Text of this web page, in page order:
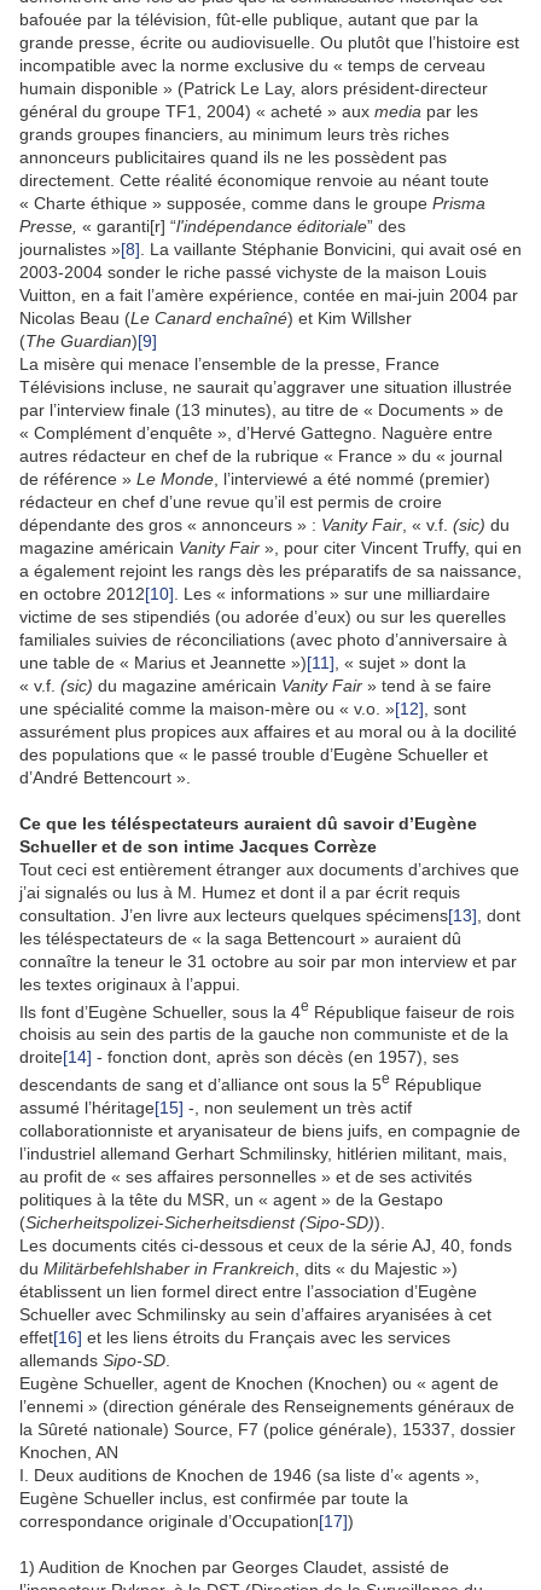
bafouée par la télévision, fût-elle publique, autant que par la
grande presse, écrite ou audiovisuelle. Ou plutôt que l’histoire est
incompatible avec la norme exclusive du « temps de cerveau
humain disponible » (Patrick Le Lay, alors président-directeur
général du groupe TF1, 2004) « acheté » aux media par les
grands groupes financiers, au minimum leurs très riches
annonceurs publicitaires quand ils ne les possèdent pas
directement. Cette réalité économique renvoie au néant toute
« Charte éthique » supposée, comme dans le groupe Prisma
Presse, « garanti[r] “l'indépendance éditoriale” des
journalistes »[8] . La vaillante Stéphanie Bonvicini, qui avait osé en
2003-2004 sonder le riche passé vichyste de la maison Louis
Vuitton, en a fait l’amère expérience, contée en mai-juin 2004 par
Nicolas Beau (Le Canard enchaîné) et Kim Willsher
(The Guardian)[9]
La misère qui menace l’ensemble de la presse, France
Télévisions incluse, ne saurait qu’aggraver une situation illustrée
par l’interview finale (13 minutes), au titre de « Documents » de
« Complément d’enquête », d’Hervé Gattegno. Naguère entre
autres rédacteur en chef de la rubrique « France » du « journal
de référence » Le Monde , l’interviewé a été nommé (premier)
rédacteur en chef d’une revue qu’il est permis de croire
dépendante des gros « annonceurs » : Vanity Fair , « v.f. (sic) du
magazine américain Vanity Fair », pour citer Vincent Truffy, qui en
a également rejoint les rangs dès les préparatifs de sa naissance,
en octobre 2012[10] . Les « informations » sur une milliardaire
victime de ses stipendiés (ou adorée d’eux) ou sur les querelles
familiales suivies de réconciliations (avec photo d’anniversaire à
une table de « Marius et Jeannette »)[11] , « sujet » dont la
« v.f. (sic) du magazine américain Vanity Fair » tend à se faire
une spécialité comme la maison-mère ou « v.o. »[12] , sont
assurément plus propices aux affaires et au moral ou à la docilité
des populations que « le passé trouble d’Eugène Schueller et
d’André Bettencourt ».
Ce que les téléspectateurs auraient dû savoir d’Eugène
Schueller et de son intime Jacques Corrèze
Tout ceci est entièrement étranger aux documents d’archives que
j’ai signalés ou lus à M. Humez et dont il a par écrit requis
consultation. J’en livre aux lecteurs quelques spécimens[13] , dont
les téléspectateurs de « la saga Bettencourt » auraient dû
connaître la teneur le 31 octobre au soir par mon interview et par
les textes originaux à l’appui.
Ils font d’Eugène Schueller, sous la 4e République faiseur de rois
choisis au sein des partis de la gauche non communiste et de la
droite[14] ‑ fonction dont, après son décès (en 1957), ses
descendants de sang et d’alliance ont sous la 5e République
assumé l’héritage[15] ‑, non seulement un très actif
collaborationniste et aryanisateur de biens juifs, en compagnie de
l’industriel allemand Gerhart Schmilinsky, hitlérien militant, mais,
au profit de « ses affaires personnelles » et de ses activités
politiques à la tête du MSR, un « agent » de la Gestapo
(Sicherheitspolizei-Sicherheitsdienst (Sipo-SD)).
Les documents cités ci-dessous et ceux de la série AJ, 40, fonds
du Militärbefehlshaber in Frankreich , dits « du Majestic »)
établissent un lien formel direct entre l’association d’Eugène
Schueller avec Schmilinsky au sein d’affaires aryanisées à cet
effet[16] et les liens étroits du Français avec les services
allemands Sipo-SD
Eugène Schueller, agent de Knochen (Knochen) ou « agent de
l’ennemi » (direction générale des Renseignements généraux de
la Sûreté nationale) Source, F7 (police générale), 15337, dossier
Knochen, AN
I. Deux auditions de Knochen de 1946 (sa liste d’« agents »,
Eugène Schueller inclus, est confirmée par toute la
correspondance originale d’Occupation[17])
1) Audition de Knochen par Georges Claudet, assisté de